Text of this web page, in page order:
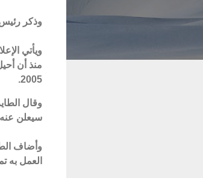
وذكر
ويأتي
2005.
وقال
سيعلن عنه
وأضاف
العمل به